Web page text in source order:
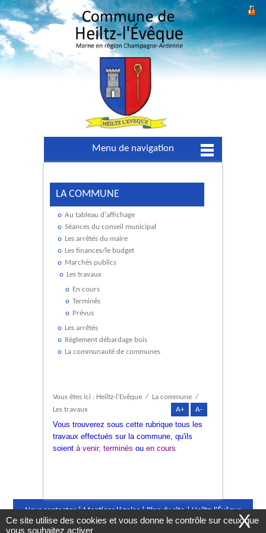
Menu de navigation
LA COMMUNE
Au tableau d'affichage
Séances du conseil municipal
Les arrêtés du maire
Les finances/le budget
Marchés publics
Les travaux
En cours
Terminés
Prévus
Les arrêtés
Règlement débardage bois
La communauté de communes
Vous êtes ici : Heiltz-l'Evêque / La commune /
Les travaux
A+ A-
Vous trouverez sous cette rubrique tous les
travaux effectués sur la commune, qu'ils
soient à venir, terminés ou en cours
Nous contacter|Mentions légales|Plan du site|Heiltz-l'Évêque
©2016|Conception Citopia- Solution de site internet pour mairie et
X
Ce site utilise des cookies et vous donne le contrôle sur ceux que
vous souhaitez activer